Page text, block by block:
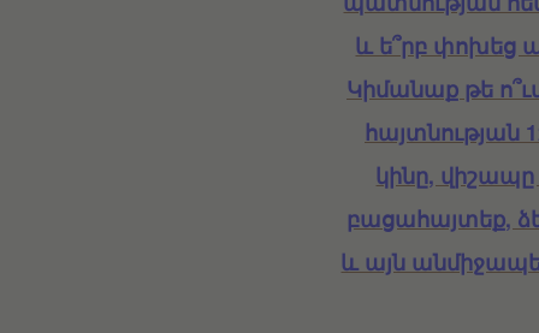
և ե՞րբ փոխեց
Կիմանաք թե
հայտնության
կինը, վիշապը
բացահայտեք,
և այն